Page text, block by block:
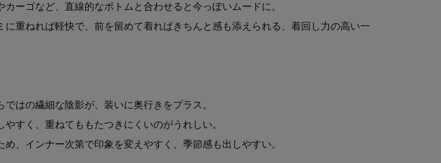
カーゴなど、直線的なボトムと合わせると今っぽいムードに。
に重ねれば軽快で、前を留めて着ればきちんと感も添えられる、着回し力の高い一
ではの繊細な陰影が、装いに奥行きをプラス。
やすく、重ねてももたつきにくいのがうれしい。
め、インナー次第で印象を変えやすく、季節感も出しやすい。